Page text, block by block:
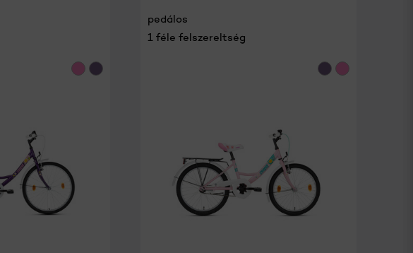
pedálos
1 féle felszereltség